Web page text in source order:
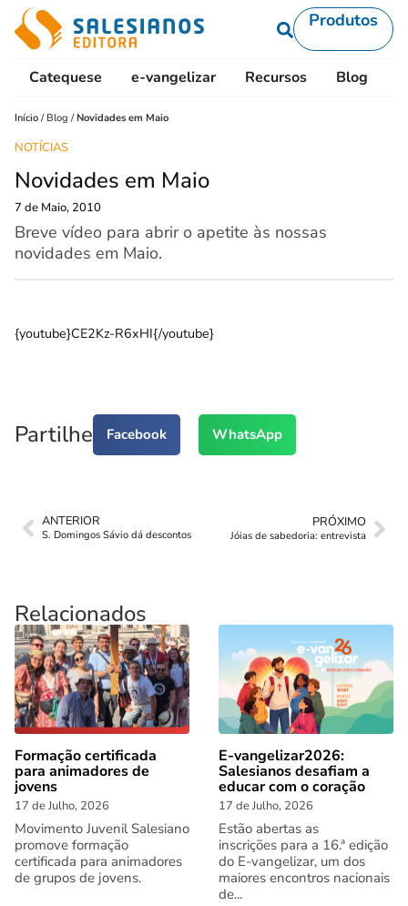
Produtos
Catequese e-vangelizar Recursos Blog
Início / Blog /Novidades em Maio
NOTÍCIAS
Novidades em Maio
7 de Maio, 2010
Breve vídeo para abrir o apetite às nossas
novidades em Maio.
{youtube}CE2Kz-R6xHI{/youtube}
Partilhe Facebook WhatsApp
ANTERIOR
S. Domingos Sávio dá descontos
PRÓXIMO
Jóias de sabedoria: entrevista
Relacionados
Formação certificada
para animadores de
jovens
17 de Julho, 2026
Movimento Juvenil Salesiano
promove formação
certificada para animadores
de grupos de jovens.
E-vangelizar2026:
Salesianos desafiam a
educar com o coração
17 de Julho, 2026
Estão abertas as
inscrições para a 16.ª edição
do E-vangelizar, um dos
maiores encontros nacionais
de...